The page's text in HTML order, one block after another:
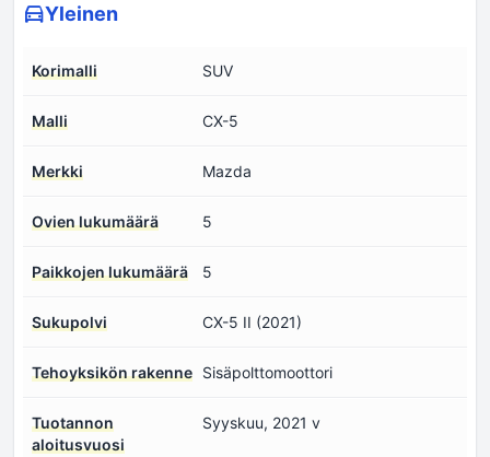
Yleinen
Korimalli SUV
Malli CX-5
Merkki Mazda
Ovien lukumäärä 5
Paikkojen lukumäärä 5
Sukupolvi CX-5 II (2021)
Tehoyksikön rakenne Sisäpolttomoottori
Tuotannon
aloitusvuosi
Syyskuu, 2021 v